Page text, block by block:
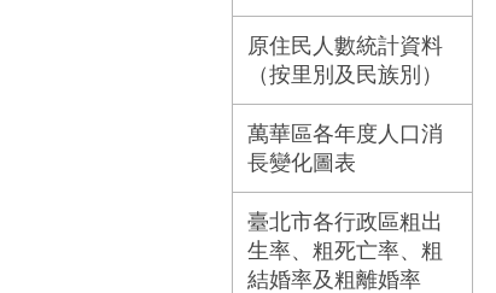
原住民人數統計資料
（按里別及民族別）
萬華區各年度人口消
長變化圖表
臺北市各行政區粗出
生率、粗死亡率、粗
結婚率及粗離婚率